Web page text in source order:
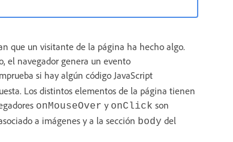
que un visitante de la página ha hecho algo.
el navegador genera un evento
si hay algún código JavaScript
Los distintos elementos de la página tienen
onMouseOver y onClick son
a imágenes y a la sección body del